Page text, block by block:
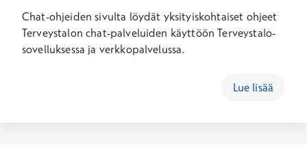
Chat-ohjeiden sivulta löydät yksityiskohtaiset ohjeet
Terveystalon chat-palveluiden käyttöön Terveystalo-
sovelluksessa ja verkkopalvelussa.
Lue lisää